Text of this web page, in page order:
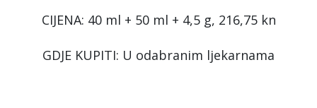
CIJENA: 40 ml + 50 ml + 4,5 g, 216,75 kn
GDJE KUPITI: U odabranim ljekarnama